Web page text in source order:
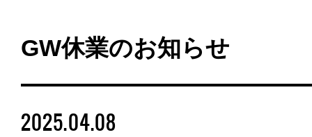
GW休業のお知らせ
2025.04.08